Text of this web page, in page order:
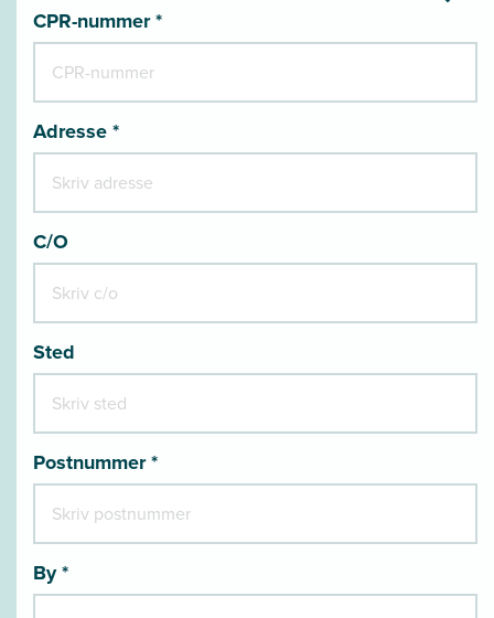
CPR-nummer *
Adresse *
C/O
Sted
Postnummer *
By *